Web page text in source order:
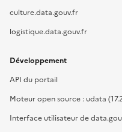
culture.data.gouv.fr
logistique.data.gouv.fr
Développement
API du portail
Moteur open source : udata
Interface utilisateur de